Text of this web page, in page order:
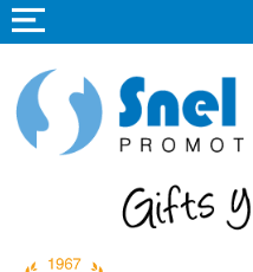
Home
Promotieartikelen